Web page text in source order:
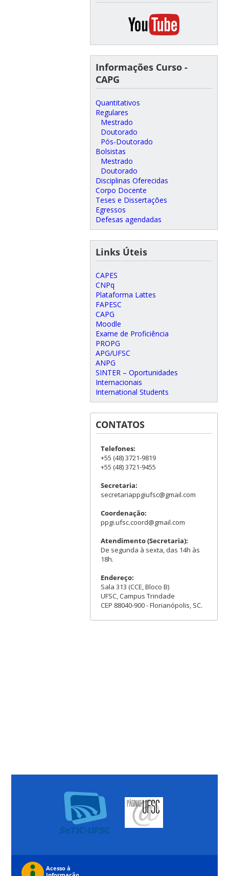
Informações Curso -
CAPG
Quantitativos
Regulares
Mestrado
Doutorado
Pós-Doutorado
Bolsistas
Mestrado
Doutorado
Disciplinas Oferecidas
Corpo Docente
Teses e Dissertações
Egressos
Defesas agendadas
Links Úteis
CAPES
CNPq
Plataforma Lattes
FAPESC
CAPG
Moodle
Exame de Proficiência
PROPG
APG/UFSC
ANPG
SINTER – Oportunidades
Internacionais
International Students
CONTATOS
Telefones:
+55 (48) 3721-9819
+55 (48) 3721-9455
Secretaria:
secretariappgiufsc@gmail.com
Coordenação:
ppgi.ufsc.coord@gmail.com
Atendimento (Secretaria):
De segunda à sexta, das 14h às
18h.
Endereço:
Sala 313 (CCE, Bloco B)
UFSC, Campus Trindade
CEP 88040-900 - Florianópolis, SC.